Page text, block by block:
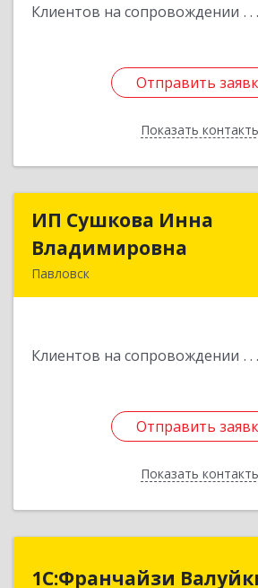
Клиентов на сопровождении
Отправить
Показать
Отправить
Назад
ИП Сушкова Инна
Владимировна
Павловск
Клиентов на сопровождении
Отправить
Показать
ИП
Отправить
Назад
1С:Франчайзи
1С:Франчайзи